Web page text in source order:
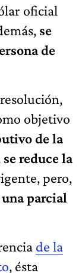
oficial
se
de
objetivo
de la
se reduce la
pero,
parcial
de la
, ésta